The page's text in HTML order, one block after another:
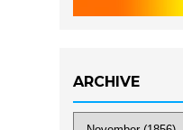
ARCHIVE